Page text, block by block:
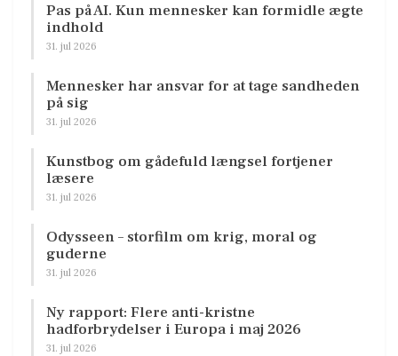
Pas på AI. Kun mennesker kan formidle ægte
indhold
31. jul 2026
Mennesker har ansvar for at tage sandheden
på sig
31. jul 2026
Kunstbog om gådefuld længsel fortjener
læsere
31. jul 2026
Odysseen – storfilm om krig, moral og
guderne
31. jul 2026
Ny rapport: Flere anti-kristne
hadforbrydelser i Europa i maj 2026
31. jul 2026